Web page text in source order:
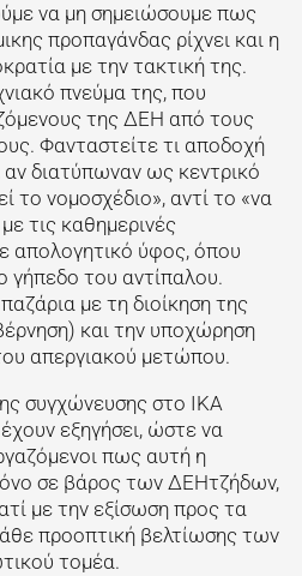
να μη σημειώσουμε πως
προπαγάνδας ρίχνει και η
με την τακτική της.
πνεύμα της, που
της ΔΕΗ από τους
Φανταστείτε τι αποδοχή
αν διατύπωναν ως κεντρικό
το νομοσχέδιο», αντί το «να
τις καθημερινές
απολογητικό ύφος, όπου
γήπεδο του αντίπαλου.
με τη διοίκηση της
και την υποχώρηση
απεργιακού μετώπου.
συγχώνευσης στο ΙΚΑ
εξηγήσει, ώστε να
πως αυτή η
σε βάρος των ΔΕΗτζήδων,
με την εξίσωση προς τα
προοπτική βελτίωσης των
τομέα.